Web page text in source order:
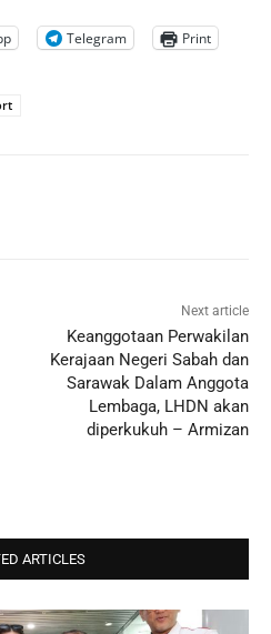
Telegram Print
Next article
Keanggotaan Perwakilan
Kerajaan Negeri Sabah dan
Sarawak Dalam Anggota
Lembaga, LHDN akan
diperkukuh – Armizan
ARTICLES